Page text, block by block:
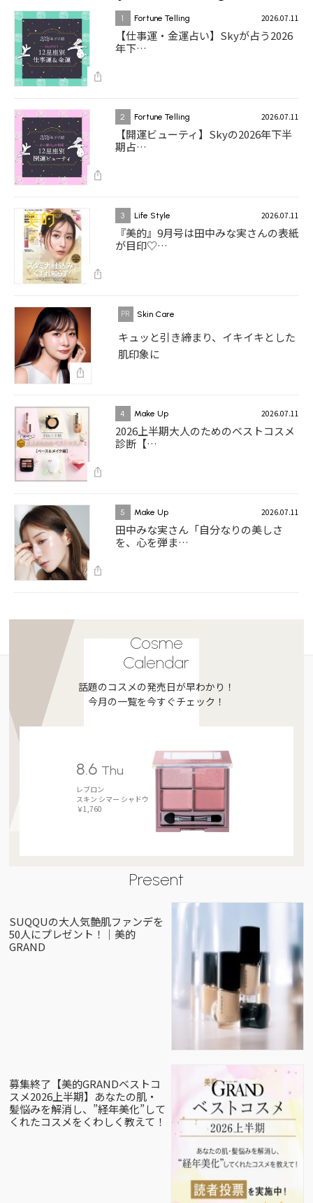
1 Fortune Telling 2026.07.11
【仕事運・金運占い】Skyが占う2026
年下…
2 Fortune Telling 2026.07.11
【開運ビューティ】Skyの2026年下半
期占…
3 Life Style 2026.07.11
『美的』9月号は田中みな実さんの表紙
が目印♡…
Skin Care
キュッと引き締まり、イキイキとした
肌印象に
4 Make Up 2026.07.11
2026上半期大人のためのベストコスメ
診断【…
5 Make Up 2026.07.11
田中みな実さん「自分なりの美しさ
を、心を弾ま…
Cosme
Calendar
話題のコスメの発売日が早わかり！
今月の一覧を今すぐチェック！
8.6 Thu
レブロン
スキン シマー シャドウ
￥1,760
Present
SUQQUの大人気艶肌ファンデを
50人にプレゼント！｜美的
GRAND
募集終了【美的GRANDベストコ
スメ2026上半期】あなたの肌・
髪悩みを解消し、”経年美化”して
くれたコスメをくわしく教えて！